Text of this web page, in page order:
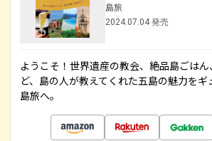
島旅
2024.07.04 発売
ようこそ！世界遺産の教会、絶品島ごは
ど、島の人が教えてくれた五島の魅力をギ
島旅へ。